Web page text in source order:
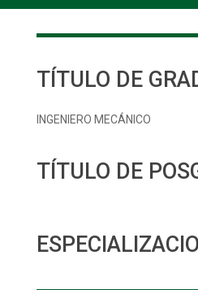
TÍTULO DE
INGENIERO MECÁNICO
TÍTULO DE